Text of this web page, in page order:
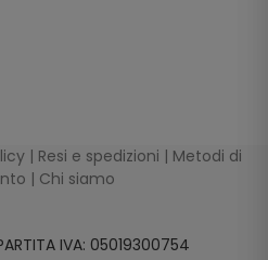
| Resi e spedizioni | Metodi di
| Chi siamo
IVA: 05019300754